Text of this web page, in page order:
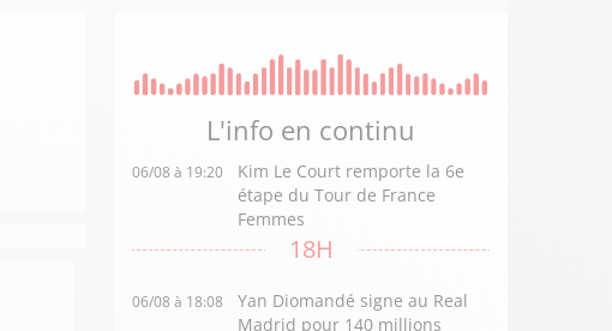
L'info en continu
06/08 à 19:20
Kim Le Court remporte la 6e
étape du Tour de France
Femmes
18H
06/08 à 18:08
Yan Diomandé signe au Real
Madrid pour 140 millions